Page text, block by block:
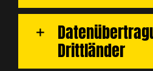
Drittländer